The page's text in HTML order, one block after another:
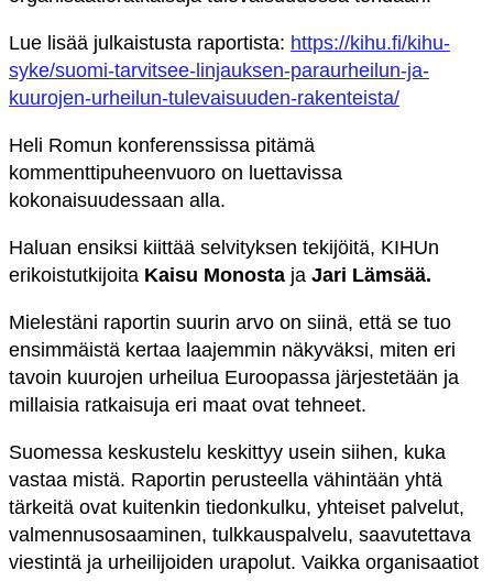
Lue lisää julkaistusta raportista: https://kihu.fi/kihu-
syke/suomi-tarvitsee-linjauksen-paraurheilun-ja-
kuurojen-urheilun-tulevaisuuden-rakenteista/
Heli Romun konferenssissa pitämä
kommenttipuheenvuoro on luettavissa
kokonaisuudessaan alla.
Haluan ensiksi kiittää selvityksen tekijöitä, KIHUn
erikoistutkijoita Kaisu Monosta ja Jari Lämsää.
Mielestäni raportin suurin arvo on siinä, että se tuo
ensimmäistä kertaa laajemmin näkyväksi, miten eri
tavoin kuurojen urheilua Euroopassa järjestetään ja
millaisia ratkaisuja eri maat ovat tehneet.
Suomessa keskustelu keskittyy usein siihen, kuka
vastaa mistä. Raportin perusteella vähintään yhtä
tärkeitä ovat kuitenkin tiedonkulku, yhteiset palvelut,
valmennusosaaminen, tulkkauspalvelu, saavutettava
viestintä ja urheilijoiden urapolut. Vaikka organisaatiot